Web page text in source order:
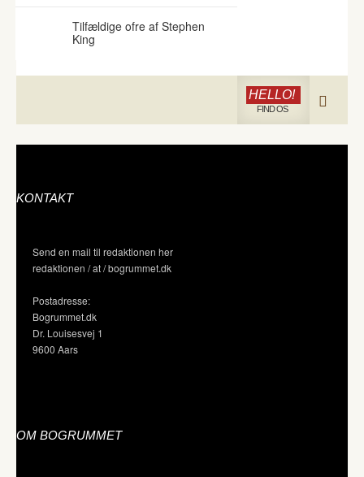
Tilfældige ofre af Stephen
King
HELLO!
FIND OS
KONTAKT
Send en mail til redaktionen her
redaktionen / at / bogrummet.dk
Postadresse:
Bogrummet.dk
Dr. Louisesvej 1
9600 Aars
OM BOGRUMMET